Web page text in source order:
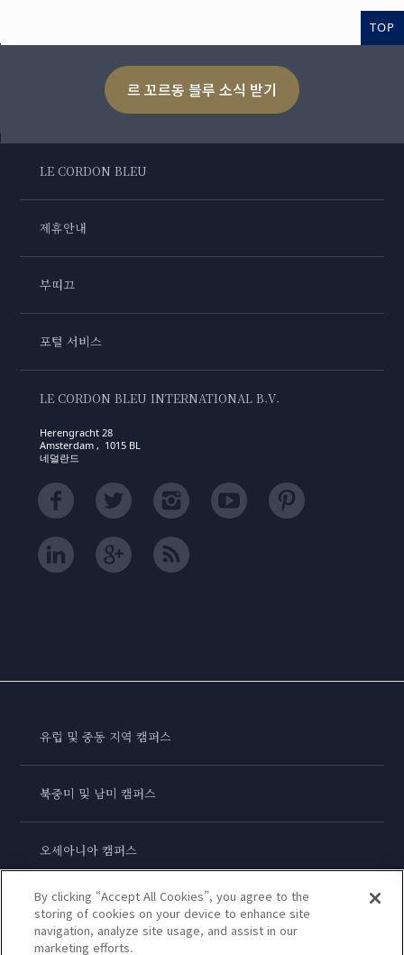
TOP
르 꼬르동 블루 소식 받기
LE CORDON BLEU
제휴안내
부띠끄
포털 서비스
LE CORDON BLEU INTERNATIONAL B.V.
Herengracht 28
Amsterdam , 1015 BL
네덜란드
유럽 및 중동 지역 캠퍼스
북중미 및 남미 캠퍼스
오세아니아 캠퍼스
아시아 캠퍼스
By clicking “Accept All Cookies”, you agree to the
storing of cookies on your device to enhance site
navigation, analyze site usage, and assist in our
marketing efforts.